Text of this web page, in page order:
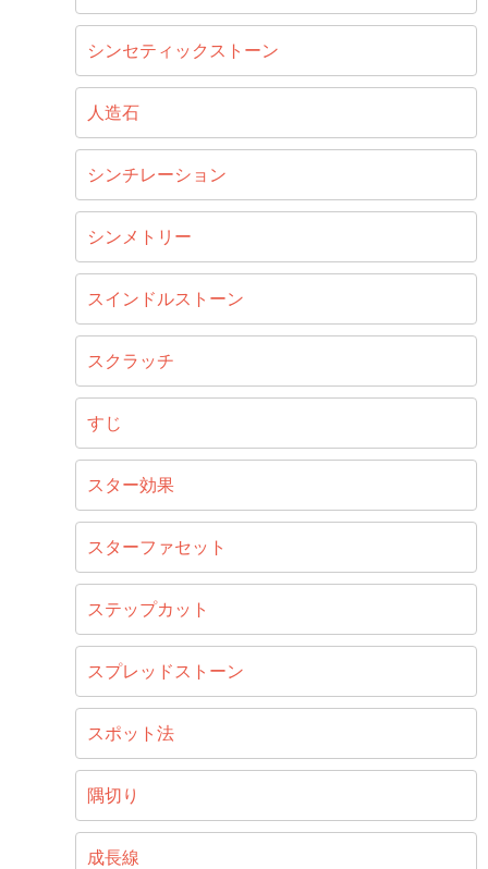
シンセティックストーン
人造石
シンチレーション
シンメトリー
スインドルストーン
スクラッチ
すじ
スター効果
スターファセット
ステップカット
スプレッドストーン
スポット法
隅切り
成長線